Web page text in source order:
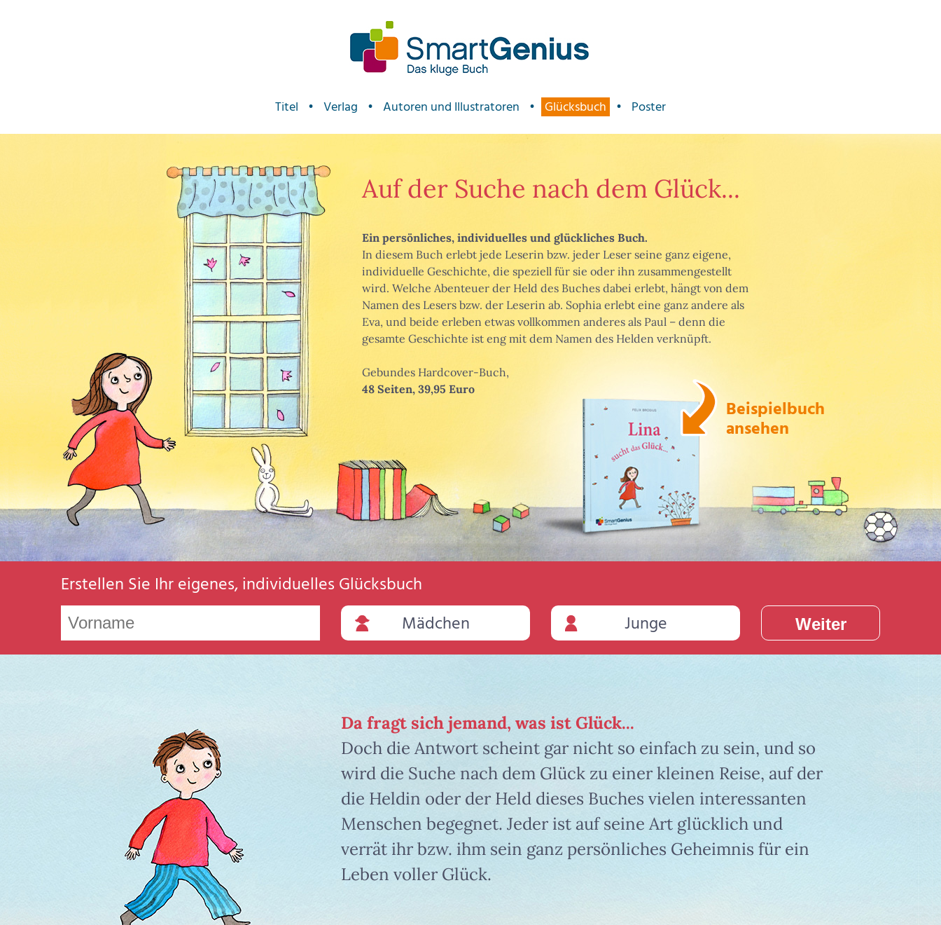
Titel • Verlag • Autoren und Illustratoren • Glücksbuch • Poster
Auf der Suche nach dem Glück...
Ein persönliches, individuelles und glückliches Buch.
In diesem Buch erlebt jede Leserin bzw. jeder Leser seine ganz eigene,
individuelle Geschichte, die speziell für sie oder ihn zusammengestellt
wird. Welche Abenteuer der Held des Buches dabei erlebt, hängt von dem
Namen des Lesers bzw. der Leserin ab. Sophia erlebt eine ganz andere als
Eva, und beide erleben etwas vollkommen anderes als Paul – denn die
gesamte Geschichte ist eng mit dem Namen des Helden verknüpft.
Gebundes Hardcover-Buch,
48 Seiten, 39,95 Euro
Beispielbuch
ansehen
Erstellen Sie Ihr eigenes, individuelles Glücksbuch
Mädchen
Junge Weiter
Da fragt sich jemand, was ist Glück...
Doch die Antwort scheint gar nicht so einfach zu sein, und so
wird die Suche nach dem Glück zu einer kleinen Reise, auf der
die Heldin oder der Held dieses Buches vielen interessanten
Menschen begegnet. Jeder ist auf seine Art glücklich und
verrät ihr bzw. ihm sein ganz persönliches Geheimnis für ein
Leben voller Glück.